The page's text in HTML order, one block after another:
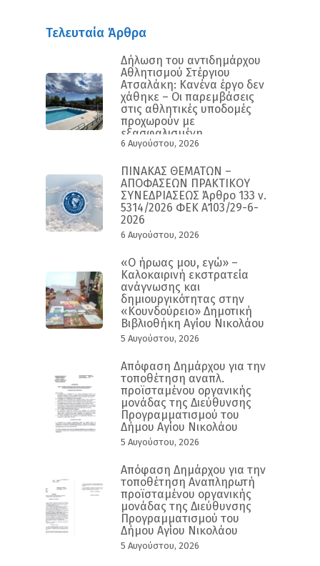
Τελευταία Άρθρα
Δήλωση του αντιδημάρχου
Αθλητισμού Στέργιου
Ατσαλάκη: Κανένα έργο δεν
χάθηκε – Οι παρεμβάσεις
στις αθλητικές υποδομές
προχωρούν με
εξασφαλισμένη
χρηματοδότηση και
χρονοδιάγραμμα
6 Αυγούστου, 2026
ΠΙΝΑΚΑΣ ΘΕΜΑΤΩΝ –
ΑΠΟΦΑΣΕΩΝ ΠΡΑΚΤΙΚΟΥ
ΣΥΝΕΔΡΙΑΣΕΩΣ Άρθρο 133 ν.
5314/2026 ΦΕΚ Α΄103/29-6-
2026
6 Αυγούστου, 2026
«Ο ήρωας μου, εγώ» –
Καλοκαιρινή εκστρατεία
ανάγνωσης και
δημιουργικότητας στην
«Κουνδούρειο» Δημοτική
Βιβλιοθήκη Αγίου Νικολάου
5 Αυγούστου, 2026
Απόφαση Δημάρχου για την
τοποθέτηση αναπλ.
προϊσταμένου οργανικής
μονάδας της Διεύθυνσης
Προγραμματισμού του
Δήμου Αγίου Νικολάου
5 Αυγούστου, 2026
Απόφαση Δημάρχου για την
τοποθέτηση Αναπληρωτή
προϊσταμένου οργανικής
μονάδας της Διεύθυνσης
Προγραμματισμού του
Δήμου Αγίου Νικολάου
5 Αυγούστου, 2026